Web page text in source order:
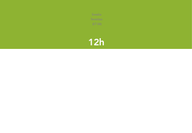
Sessão
Temática
(ST 08)
12h